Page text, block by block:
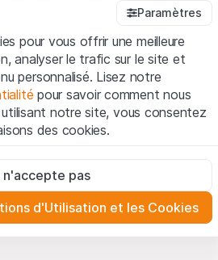
ni enregistrés auprès de la
investisseurs prévue par la LPCC.
informations juridiques
Leonteq Securities AG (ci-après
que vous avez compris et que
juridiques, les notes
d'utilisation, veuillez-
Site Web.
intellectuelle (par exemple, les
Paramètres
pour vous offrir une meilleure
analyser le trafic sur le site et
personnalisé. Lisez notre
pour savoir comment nous
notre site, vous consentez
des cookies.
au bon fonctionnement du site
être désactivés.
des visiteurs du site
n'accepte pas
d'Utilisation et les Cookies